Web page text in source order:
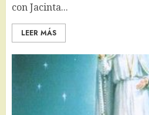
con Jacinta...
LEER MÁS